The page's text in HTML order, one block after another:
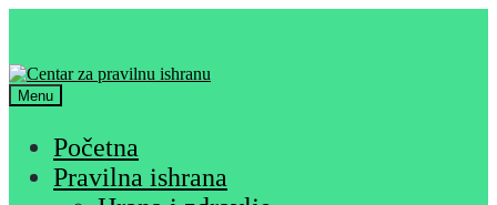
Menu
Početna
Pravilna ishrana